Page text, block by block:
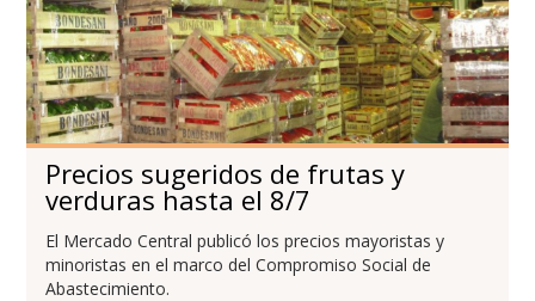
Precios sugeridos de frutas y
verduras hasta el 8/7
El Mercado Central publicó los precios mayoristas y
minoristas en el marco del Compromiso Social de
Abastecimiento.